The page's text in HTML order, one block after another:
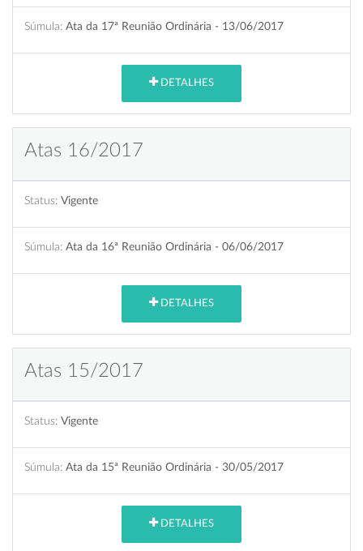
Súmula: Ata da 17ª Reunião Ordinária - 13/06/2017
DETALHES
Atas 16/2017
Status: Vigente
Súmula: Ata da 16ª Reunião Ordinária - 06/06/2017
DETALHES
Atas 15/2017
Status: Vigente
Súmula: Ata da 15ª Reunião Ordinária - 30/05/2017
DETALHES